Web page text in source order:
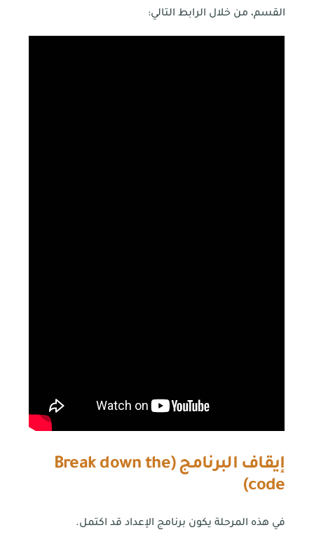
القسم، من خلال الرابط التالي:
إيقاف البرنامج(
Break down the
code
)
في هذه المرحلة يكون برنامج الإعداد قد اكتمل.